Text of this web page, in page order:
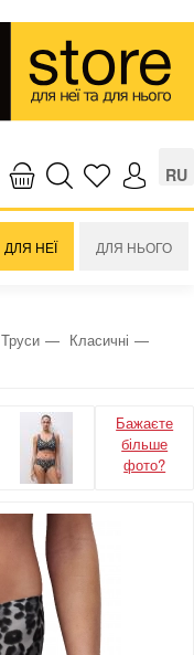
RU
ДЛЯ НЕЇ ДЛЯ НЬОГО
Труси
Класичні
Бажаєте
більше
фото?